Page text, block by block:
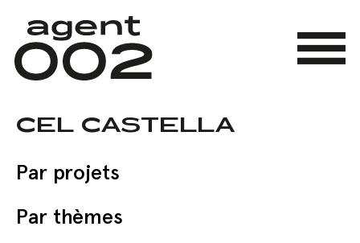
main
content
Menu
CEL CASTELLA
Par projets
Par thèmes